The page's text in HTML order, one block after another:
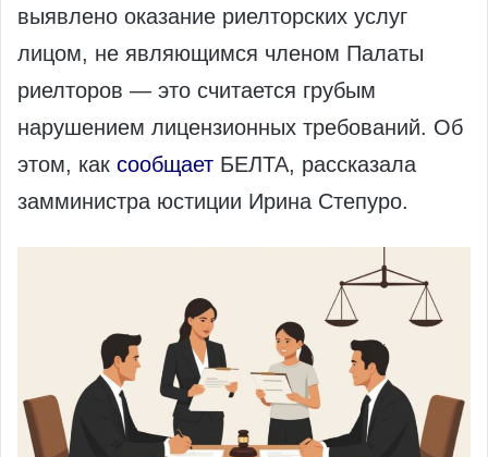
выявлено оказание риелторских услуг
лицом, не являющимся членом Палаты
риелторов — это считается грубым
нарушением лицензионных требований. Об
этом, как сообщает БЕЛТА, рассказала
замминистра юстиции Ирина Степуро.